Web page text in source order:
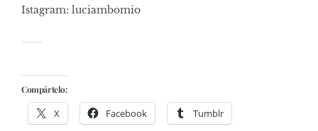
Istagram: luciambomio
Compártelo:
X Facebook Tumblr